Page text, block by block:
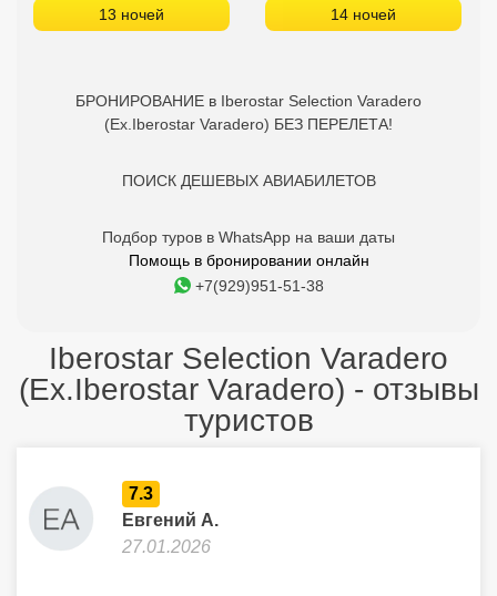
13 ночей 14 ночей
БРОНИРОВАНИЕ в Iberostar Selection Varadero
(Ex.Iberostar Varadero) БЕЗ ПЕРЕЛЕТА!
ПОИСК ДЕШЕВЫХ АВИАБИЛЕТОВ
Подбор туров в WhatsApp на ваши даты
Помощь в бронировании онлайн
+7(929)951-51-38
Iberostar Selection Varadero
(Ex.Iberostar Varadero) - отзывы
туристов
7.3
Евгений А.
27.01.2026